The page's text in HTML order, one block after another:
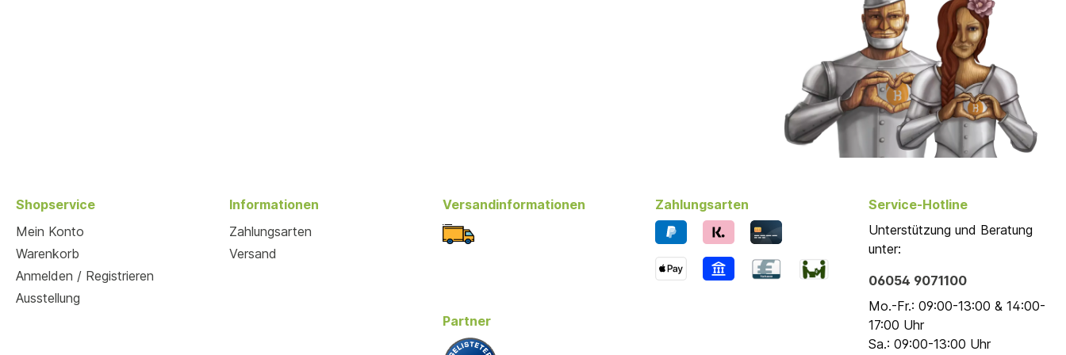
Shopservice
Mein Konto
Warenkorb
Anmelden / Registrieren
Ausstellung
Informationen
Zahlungsarten
Versand
Versandinformationen
Partner
Zahlungsarten
Service-Hotline
Unterstützung und Beratung
unter:
06054 9071100
Mo.-Fr.: 09:00-13:00 & 14:00-
17:00 Uhr
Sa.: 09:00-13:00 Uhr